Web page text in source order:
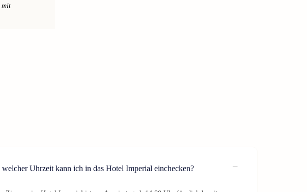
mit
Uhrzeit kann ich in das Hotel Imperial einchecken?